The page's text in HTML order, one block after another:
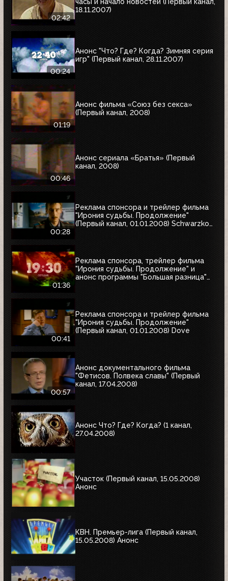
02:42
18.11.2007)
00:24
Анонс "Что? Где? Когда? Зимняя серия
игр" (Первый канал, 28.11.2007)
01:19
Анонс фильма «Союз без секса»
(Первый канал, 2008)
00:46
Анонс сериала «Братья» (Первый
канал, 2008)
00:28
Реклама спонсора и трейлер фильма
"Ирония судьбы. Продолжение"
(Первый канал, 01.01.2008) Schwarzkopf
01:36
Реклама спонсора, трейлер фильма
"Ирония судьбы. Продолжение" и
анонс программы "Большая разница"
00:41
Реклама спонсора и трейлер фильма
"Ирония судьбы. Продолжение"
(Первый канал, 01.01.2008) Dove
00:57
Анонс документального фильма
"Фетисов. Полвека славы" (Первый
канал, 17.04.2008)
Анонс Что? Где? Когда? (1 канал,
27.04.2008)
Участок (Первый канал, 15.05.2008)
Анонс
КВН. Премьер-лига (Первый канал,
15.05.2008) Анонс